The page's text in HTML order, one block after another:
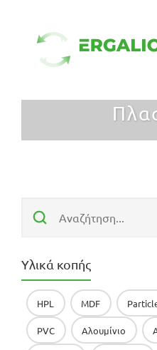
περιεχόμενο
Υλικά κοπής
HPL MDF
PVC Αλουμίνιο